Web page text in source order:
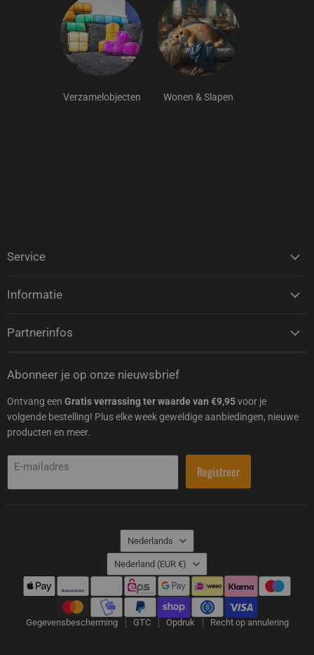
Verzamelobjecten Wonen & Slapen
Service
Informatie
Partnerinfos
Abonneer je op onze nieuwsbrief
Ontvang een Gratis verrassing ter waarde van €9,95voor je
volgende bestelling! Plus elke week geweldige aanbiedingen, nieuwe
producten en meer.
E-mailadres Registreer
Taal
Nederlands
Land
Nederland (EUR €)
Gegevensbescherming GTC Opdruk Recht op annulering